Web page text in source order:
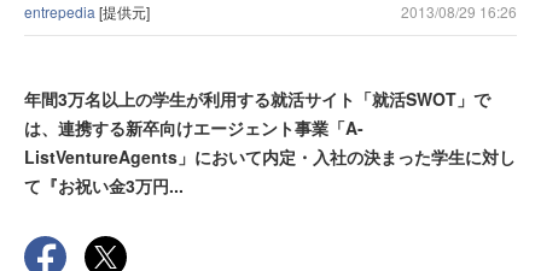
entrepedia [提供元] 2013/08/29 16:26
年間3万名以上の学生が利用する就活サイト「就活SWOT」で
は、連携する新卒向けエージェント事業「A-
ListVentureAgents」において内定・入社の決まった学生に対し
て『お祝い金3万円...